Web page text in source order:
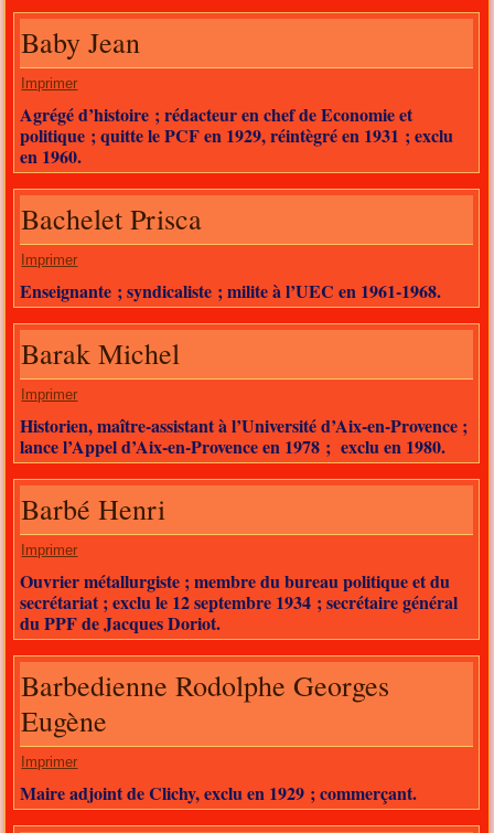
Baby Jean
Imprimer
Agrégé d’histoire ; rédacteur en chef de Economie et
politique ; quitte le PCF en 1929, réintègré en 1931 ; exclu
en 1960.
Bachelet Prisca
Imprimer
Enseignante ; syndicaliste ; milite à l’UEC en 1961-1968.
Barak Michel
Imprimer
Historien, maître-assistant à l’Université d’Aix-en-Provence ;
lance l’Appel d’Aix-en-Provence en 1978 ; exclu en 1980.
Barbé Henri
Imprimer
Ouvrier métallurgiste ; membre du bureau politique et du
secrétariat ; exclu le 12 septembre 1934 ; secrétaire général
du PPF de Jacques Doriot.
Barbedienne Rodolphe Georges
Eugène
Imprimer
Maire adjoint de Clichy, exclu en 1929 ; commerçant.